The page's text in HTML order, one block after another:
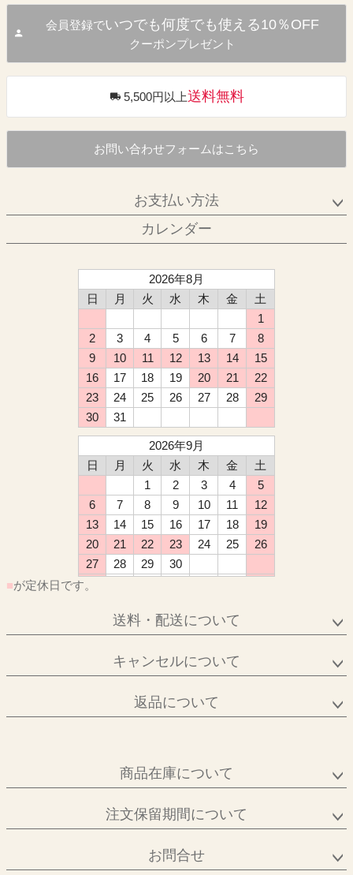
会員登録でいつでも何度でも使える10％OFF
クーポンプレゼント
5,500円以上送料無料
お問い合わせフォームはこちら
お支払い方法
カレンダー
2026年8月
日
月 火 水 木 金
土
1
2
3 4 5 6 7
8
9
10 11 12 13 14
15
16
17 18 19 20 21
22
23
24 25 26 27 28
29
30
31
2026年9月
日
月 火 水 木 金
土
1
2 3 4
5
6
7 8 9 10 11
12
13
14 15 16 17 18
19
20
21 22 23 24 25
26
27
28 29
30
■が定休日です。
送料・配送について
キャンセルについて
返品について
商品在庫について
注文保留期間について
お問合せ